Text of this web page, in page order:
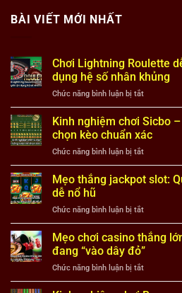
BÀI VIẾT MỚI NHẤT
Chơi Lightning Roulette
dụng hệ số nhân khủng
Chức năng bình luận bị tắtở
Chơi
Lightning
Roulette
dễ
thắng:
Bí
quyết
hệ
số
nhân
khủng
Kinh nghiệm chơi Sicbo
chọn kèo chuẩn xác
Chức năng bình luận bị tắtở
Kinh
nghiệm
–
Phân
tích
bảng
để
chọn
Mẹo thắng jackpot slot:
dễ nổ hũ
Chức năng bình luận bị tắtở
Mẹo
thắng
jackpot
Quay
đúng
Mẹo chơi casino thắng
đang “vào dây đỏ”
Chức năng bình luận bị tắtở
Mẹo